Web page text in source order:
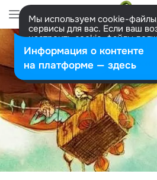
Мы используем cookie-
сервисы для вас. Если ваш
настроить cookie-файлы
представитель. Больше
Разрешить все Настроить
Информация о контенте
на платформе — здесь